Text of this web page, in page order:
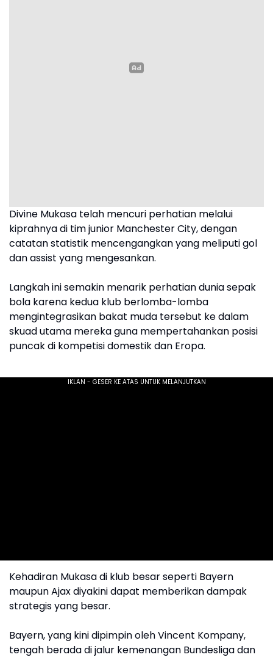
Divine Mukasa telah mencuri perhatian melalui
kiprahnya di tim junior Manchester City, dengan
catatan statistik mencengangkan yang meliputi gol
dan assist yang mengesankan.
Langkah ini semakin menarik perhatian dunia sepak
bola karena kedua klub berlomba-lomba
mengintegrasikan bakat muda tersebut ke dalam
skuad utama mereka guna mempertahankan posisi
puncak di kompetisi domestik dan Eropa.
Kehadiran Mukasa di klub besar seperti Bayern
maupun Ajax diyakini dapat memberikan dampak
strategis yang besar.
Bayern, yang kini dipimpin oleh Vincent Kompany,
tengah berada di jalur kemenangan Bundesliga dan